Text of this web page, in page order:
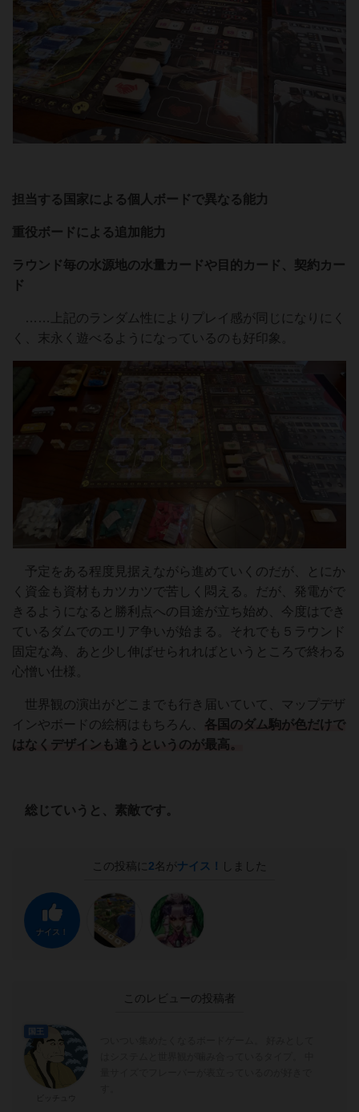
担当する国家による個人ボードで異なる能力
重役ボードによる追加能力
ラウンド毎の水源地の水量カードや目的カード、契約カー
ド
……上記のランダム性によりプレイ感が同じになりにく
く、末永く遊べるようになっているのも好印象。
予定をある程度見据えながら進めていくのだが、とにか
く資金も資材もカツカツで苦しく悶える。だが、発電がで
きるようになると勝利点への目途が立ち始め、今度はでき
ているダムでのエリア争いが始まる。それでも５ラウンド
固定な為、あと少し伸ばせられればというところで終わる
心憎い仕様。
世界観の演出がどこまでも行き届いていて、マップデザ
インやボードの絵柄はもちろん、 各国のダム駒が色だけで
はなくデザインも違うというのが最高。
総じていうと、素敵です。
この投稿に 2名がナイス！ しました
ナイス！
このレビューの投稿者
国王